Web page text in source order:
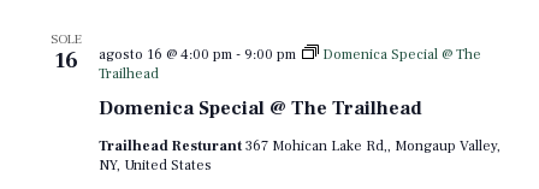
SOLE
16
Domenica Special @ The Trailhead
agosto 16 @ 4:00 pm- 9:00 pm
Domenica Special @ The
Trailhead
Trailhead Resturant367 Mohican Lake Rd,, Mongaup Valley,
NY, United States